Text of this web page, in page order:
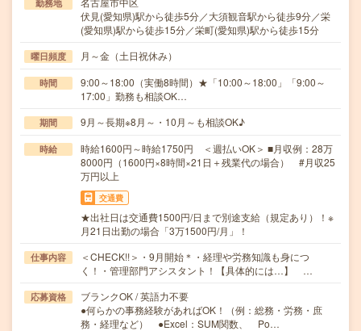
勤務地
伏見(愛知県)駅から徒歩5分／大須観音駅から徒歩9分／栄
(愛知県)駅から徒歩15分／栄町(愛知県)駅から徒歩15分
曜日頻度 月～金（土日祝休み）
時間
9:00～18:00（実働8時間）★「10:00～18:00」「9:00～
17:00」勤務も相談OK…
期間 9月～長期※8月～・10月～も相談OK♪
時給
時給1600円～時給1750円 ＜週払いOK＞ ■月収例：28万
8000円（1600円×8時間×21日＋残業代の場合） #月収25
万円以上
交通費
★出社日は交通費1500円/日まで別途支給（規定あり）！※
月21日出勤の場合「3万1500円/月」！
仕事内容
＜CHECK!!＞・9月開始＊・経理や労務知識も身につ
く！・管理部門アシスタント！【具体的には…】 …
応募資格
ブランクOK / 英語力不要
●何らかの事務経験があればOK！（例：総務・労務・庶
務・経理など） ●Excel：SUM関数、 Po…